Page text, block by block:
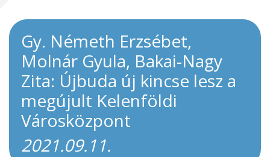
Gy. Németh Erzsébet,
Molnár Gyula, Bakai-Nagy
Zita: Újbuda új kincse lesz a
megújult Kelenföldi
Városközpont
2021.09.11.